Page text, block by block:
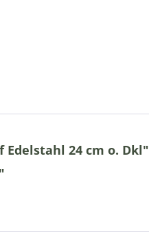
24 cm o. Dkl"